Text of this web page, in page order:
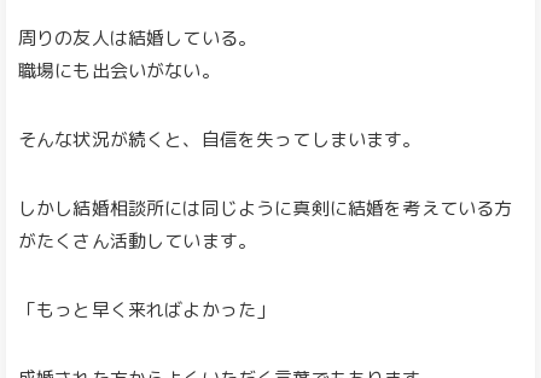
周りの友人は結婚している。
職場にも出会いがない。
そんな状況が続くと、自信を失ってしまいます。
しかし結婚相談所には同じように真剣に結婚を考えている方
がたくさん活動しています。
「もっと早く来ればよかった」